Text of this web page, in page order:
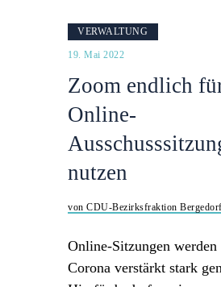
VERWALTUNG
19. Mai 2022
Zoom endlich
Online-
nutzen
von CDU-Bezirksfraktion Bergedorf
Online-Sitzungen werden
Corona verstärkt stark